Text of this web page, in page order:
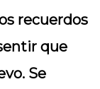
recuerdos
que
Se